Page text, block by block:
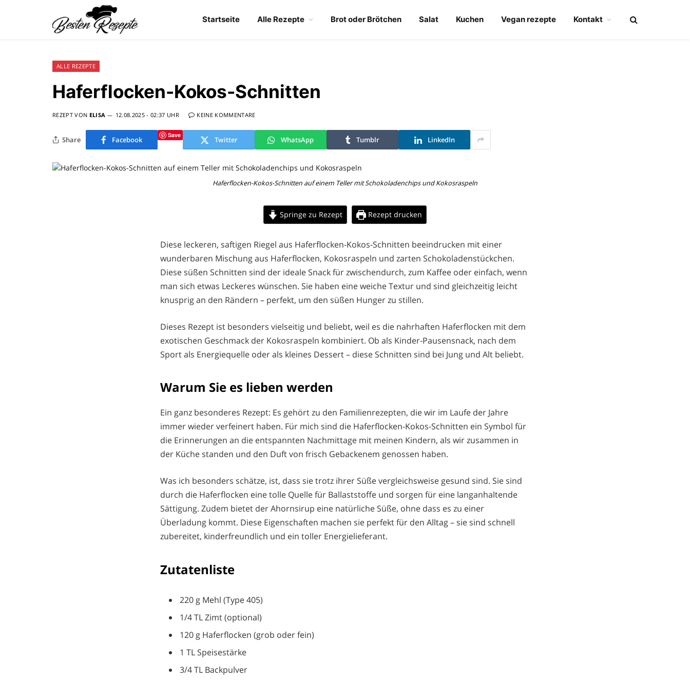
Startseite Alle Rezepte Brot oder Brötchen Salat Kuchen Vegan rezepte Kontakt
ALLE REZEPTE
Haferflocken-Kokos-Schnitten
REZEPT VON ELISA 12.08.2025 - 02:37 UHR KEINE KOMMENTARE
Share Facebook Save Twitter WhatsApp Tumblr LinkedIn
Haferflocken-Kokos-Schnitten auf einem Teller mit Schokoladenchips und Kokosraspeln
Springe zu Rezept Rezept drucken
Diese leckeren, saftigen Riegel aus Haferflocken-Kokos-Schnitten beeindrucken mit einer
wunderbaren Mischung aus Haferflocken, Kokosraspeln und zarten Schokoladenstückchen.
Diese süßen Schnitten sind der ideale Snack für zwischendurch, zum Kaffee oder einfach, wenn
man sich etwas Leckeres wünschen. Sie haben eine weiche Textur und sind gleichzeitig leicht
knusprig an den Rändern – perfekt, um den süßen Hunger zu stillen.
Dieses Rezept ist besonders vielseitig und beliebt, weil es die nahrhaften Haferflocken mit dem
exotischen Geschmack der Kokosraspeln kombiniert. Ob als Kinder-Pausensnack, nach dem
Sport als Energiequelle oder als kleines Dessert – diese Schnitten sind bei Jung und Alt beliebt.
Warum Sie es lieben werden
Ein ganz besonderes Rezept: Es gehört zu den Familienrezepten, die wir im Laufe der Jahre
immer wieder verfeinert haben. Für mich sind die Haferflocken-Kokos-Schnitten ein Symbol für
die Erinnerungen an die entspannten Nachmittage mit meinen Kindern, als wir zusammen in
der Küche standen und den Duft von frisch Gebackenem genossen haben.
Was ich besonders schätze, ist, dass sie trotz ihrer Süße vergleichsweise gesund sind. Sie sind
durch die Haferflocken eine tolle Quelle für Ballaststoffe und sorgen für eine langanhaltende
Sättigung. Zudem bietet der Ahornsirup eine natürliche Süße, ohne dass es zu einer
Überladung kommt. Diese Eigenschaften machen sie perfekt für den Alltag – sie sind schnell
zubereitet, kinderfreundlich und ein toller Energielieferant.
Zutatenliste
220 g Mehl (Type 405)
1/4 TL Zimt (optional)
120 g Haferflocken (grob oder fein)
1 TL Speisestärke
3/4 TL Backpulver